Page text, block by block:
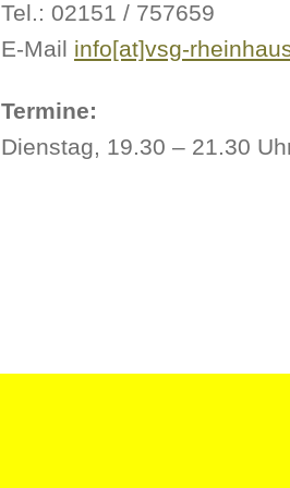
Tel.: 02151 / 757659
E-Mail info[at]vsg-
Termine:
Dienstag, 19.30 – 21.30